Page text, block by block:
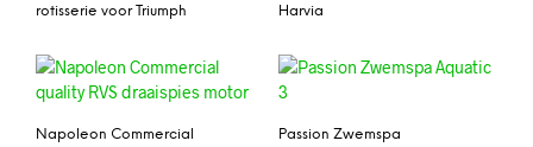
rotisserie voor Triumph
Harvia
Napoleon Commercial
Passion Zwemspa